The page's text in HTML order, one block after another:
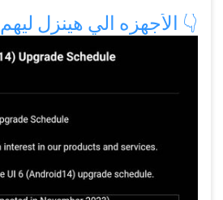
الأجهزه الي هينزل 👇